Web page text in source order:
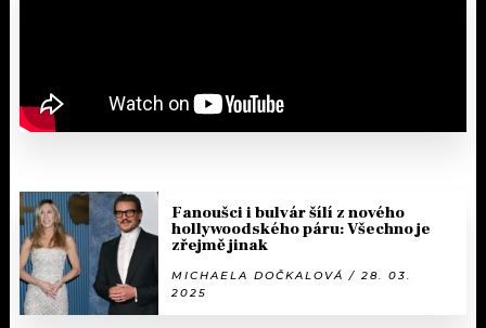
Fanoušci i bulvár šílí z nového
hollywoodského páru: Všechno je
zřejmě jinak
MICHAELA DOČKALOVÁ / 28. 03.
2025